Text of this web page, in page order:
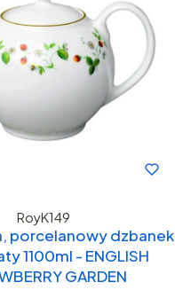
RoyK149
porcelanowy dzbanek
1100ml - ENGLISH
GARDEN